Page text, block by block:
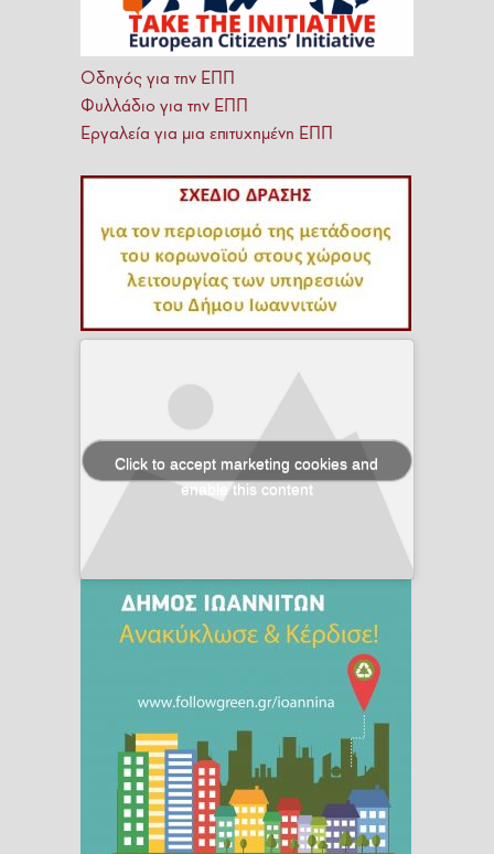
Οδηγός για την ΕΠΠ
Φυλλάδιο για την ΕΠΠ
Εργαλεία για μια επιτυχημένη ΕΠΠ
Click to accept marketing cookies and
enable this content